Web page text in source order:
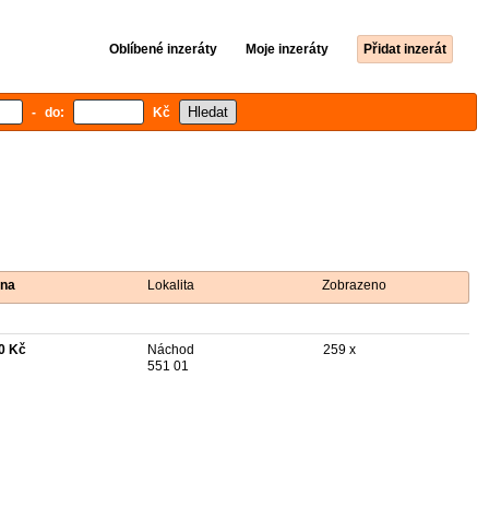
Oblíbené inzeráty Moje inzeráty Přidat inzerát
- do: Kč
Lokalita Zobrazeno
Kč
Náchod
551 01
259 x